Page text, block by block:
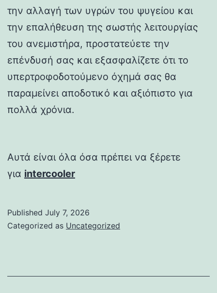
την αλλαγή των υγρών του ψυγείου και
την επαλήθευση της σωστής λειτουργίας
του ανεμιστήρα, προστατεύετε την
επένδυσή σας και εξασφαλίζετε ότι το
υπερτροφοδοτούμενο όχημά σας θα
παραμείνει αποδοτικό και αξιόπιστο για
πολλά χρόνια.
Αυτά είναι όλα όσα πρέπει να ξέρετε
για intercooler
Published July 7, 2026
Categorized as Uncategorized